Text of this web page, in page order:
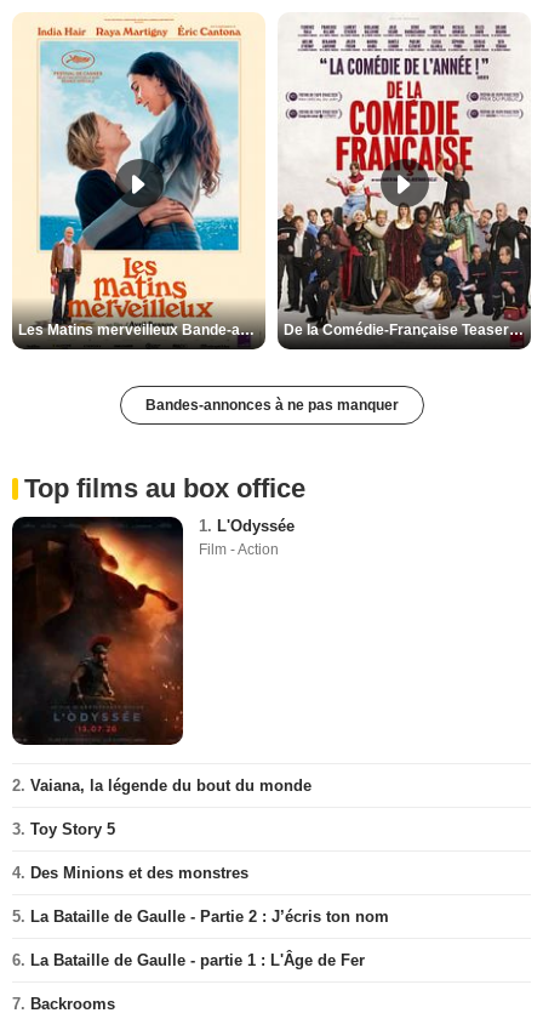
Les Matins merveilleux Bande-annonce VF De la Comédie-Française Teaser VF
Bandes-annonces à ne pas manquer
Top films au box office
1. L'Odyssée
Film - Action
2. Vaiana, la légende du bout du monde
3. Toy Story 5
4. Des Minions et des monstres
5. La Bataille de Gaulle - Partie 2 : J’écris ton nom
6. La Bataille de Gaulle - partie 1 : L'Âge de Fer
7. Backrooms